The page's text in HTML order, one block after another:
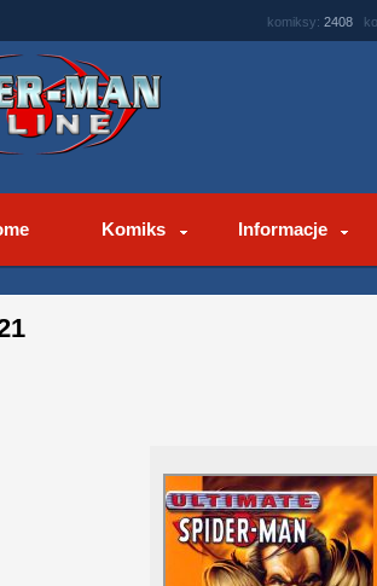
komiksy: 2408
Komiks Informacje